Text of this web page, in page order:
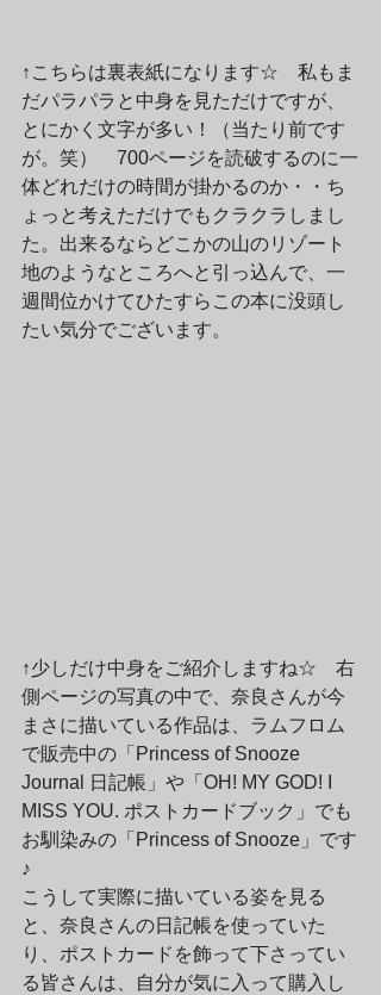
↑こちらは裏表紙になります☆　私もま
だパラパラと中身を見ただけですが、
とにかく文字が多い！（当たり前です
が。笑）　700ページを読破するのに一
体どれだけの時間が掛かるのか・・ち
ょっと考えただけでもクラクラしまし
た。出来るならどこかの山のリゾート
地のようなところへと引っ込んで、一
週間位かけてひたすらこの本に没頭し
たい気分でございます。
↑少しだけ中身をご紹介しますね☆　右
側ページの写真の中で、奈良さんが今
まさに描いている作品は、ラムフロム
で販売中の「Princess of Snooze
Journal 日記帳」や「OH! MY GOD! I
MISS YOU. ポストカードブック」でも
お馴染みの「Princess of Snooze」です
♪
こうして実際に描いている姿を見る
と、奈良さんの日記帳を使っていた
り、ポストカードを飾って下さってい
る皆さんは、自分が気に入って購入し